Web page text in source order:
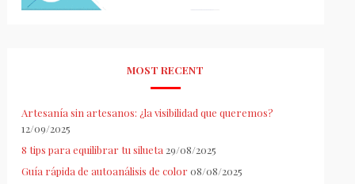
MOST RECENT
Artesanía sin artesanos: ¿la visibilidad que queremos?
12/09/2025
8 tips para equilibrar tu silueta 29/08/2025
Guía rápida de autoanálisis de color 08/08/2025